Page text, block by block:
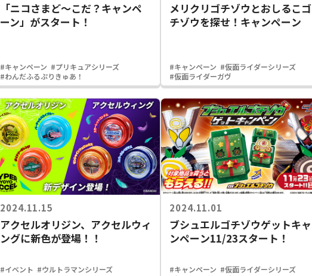
「ニコさまど～こだ？キャンペ
ーン」がスタート！
#キャンペーン #プリキュアシリーズ
#わんだふるぷりきゅあ！
メリクリゴチゾウとおしるこゴ
チゾウを探せ！キャンペーン
#キャンペーン #仮面ライダーシリーズ
#仮面ライダーガヴ
2024.11.15
アクセルオリジン、アクセルウィ
ングに新色が登場！！
#イベント #ウルトラマンシリーズ
2024.11.01
ブシュエルゴチゾウゲットキャ
ンペーン11/23スタート！
#キャンペーン #仮面ライダーシリーズ